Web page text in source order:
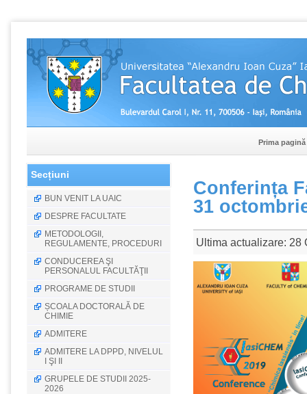
Prima pagină
Secțiuni
BUN VENIT LA UAIC
DESPRE FACULTATE
METODOLOGII,
REGULAMENTE, PROCEDURI
CONDUCEREA ŞI
PERSONALUL FACULTĂŢII
PROGRAME DE STUDII
ȘCOALA DOCTORALĂ DE
CHIMIE
ADMITERE
ADMITERE LA DPPD, NIVELUL
I ŞI II
GRUPELE DE STUDII 2025-
2026
Conferința
31
Ultima actualizare: 28